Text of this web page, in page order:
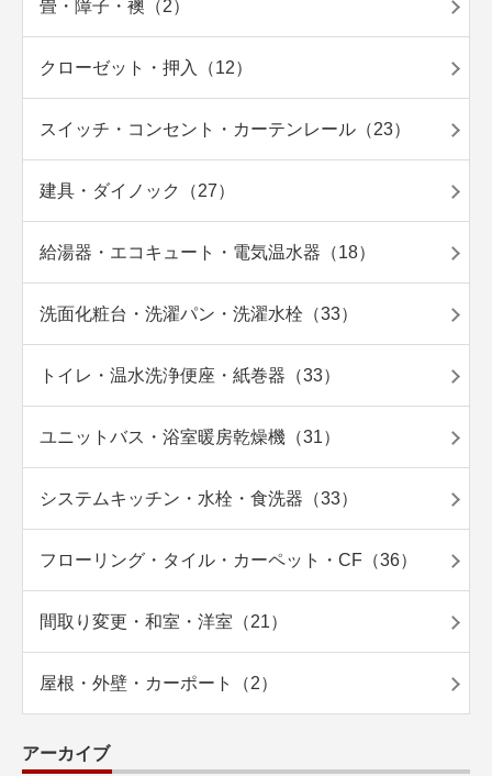
畳・障子・襖（2）
クローゼット・押入（12）
スイッチ・コンセント・カーテンレール（23）
建具・ダイノック（27）
給湯器・エコキュート・電気温水器（18）
洗面化粧台・洗濯パン・洗濯水栓（33）
トイレ・温水洗浄便座・紙巻器（33）
ユニットバス・浴室暖房乾燥機（31）
システムキッチン・水栓・食洗器（33）
フローリング・タイル・カーペット・CF（36）
間取り変更・和室・洋室（21）
屋根・外壁・カーポート（2）
アーカイブ